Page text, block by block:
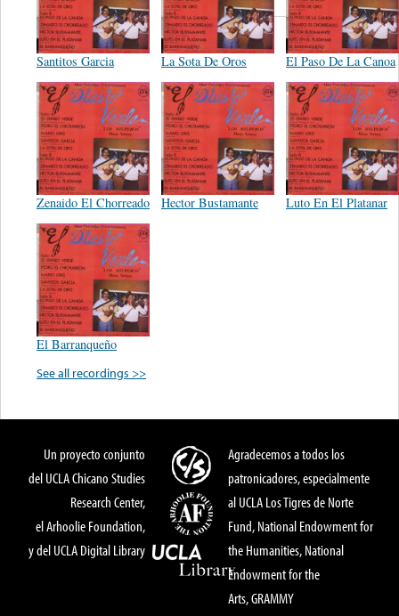
Santitos Garcia La Sota De Oros El Paso De La Canoa
Zenaido El Chorreado Hector Bustamante Luto En El Platanar
El Barranqueño
See all recordings >>
Un proyecto conjunto
del UCLA Chicano Studies
Research Center,
el Arhoolie Foundation,
y del UCLA Digital Library
Agradecemos a todos los
patronicadores, especialmente
al UCLA Los Tigres de Norte
Fund, National Endowment for
the Humanities, National
Endowment for the
Arts, GRAMMY